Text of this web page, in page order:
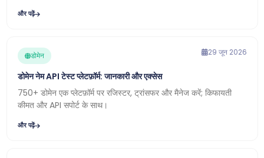
और पढ़ें
डोमेन 29 जून 2026
डोमेन नेम API टेस्ट प्लेटफ़ॉर्म: जानकारी और एक्सेस
750+ डोमेन एक प्लेटफ़ॉर्म पर रजिस्टर, ट्रांसफर और मैनेज करें; किफायती
कीमत और API सपोर्ट के साथ।
और पढ़ें